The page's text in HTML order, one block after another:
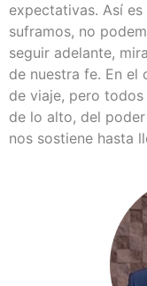
expectativas. Así
suframos, no
seguir adelante,
de nuestra fe. En el
de viaje, pero
de lo alto, del
nos sostiene hasta